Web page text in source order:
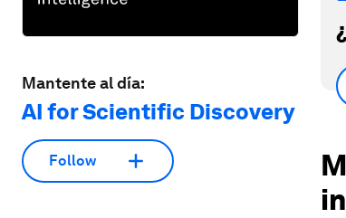
Mantente al día:
AI for Scientific Discovery
Follow